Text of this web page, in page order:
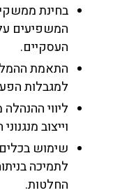
בחינת ממשקי
המשפיעים על
העסקיים.
התאמת ההמלצות
למגבלות
ליווי ההנהלה
וייצוב מנגנוני
לתמיכה בניתוח
החלטות.